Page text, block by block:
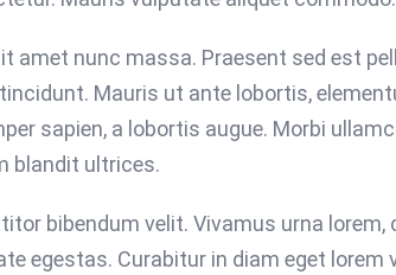
amet nunc massa. Praesent sed est
Mauris ut ante lobortis,
sapien, a lobortis augue. Morbi
blandit ultrices.
bibendum velit. Vivamus urna
egestas. Curabitur in diam eget lorem